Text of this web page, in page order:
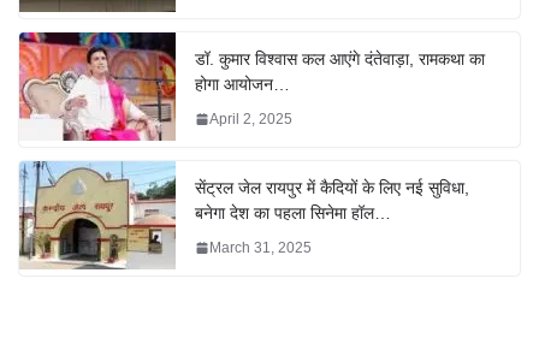
डॉ. कुमार विश्वास कल आएंगे दंतेवाड़ा, रामकथा का
होगा आयोजन…
April 2, 2025
सेंट्रल जेल रायपुर में कैदियों के लिए नई सुविधा,
बनेगा देश का पहला सिनेमा हॉल…
March 31, 2025